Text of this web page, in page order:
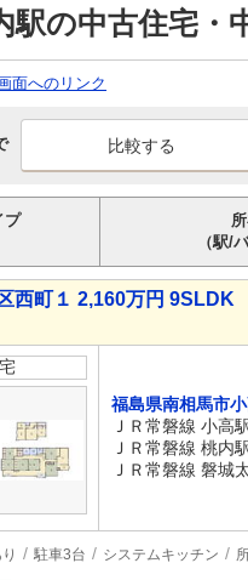
駅の中古住宅・
面へのリンク
プ
（駅/
西町１ 2,160万円 9SLDK
福島県南相馬市
ＪＲ常磐線 小高
ＪＲ常磐線 桃内
ＪＲ常磐線 磐城
駐車3台 システムキッチン